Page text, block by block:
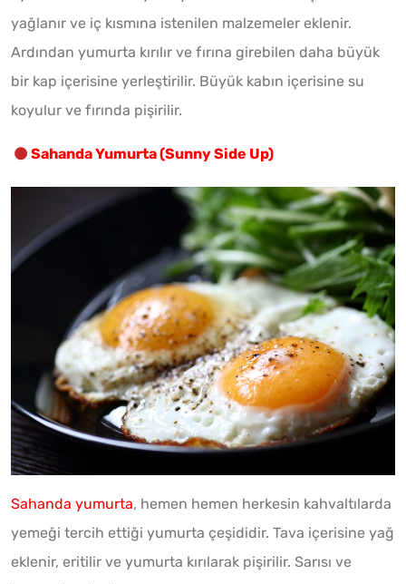
yağlanır ve iç kısmına istenilen malzemeler eklenir.
Ardından yumurta kırılır ve fırına girebilen daha büyük
bir kap içerisine yerleştirilir. Büyük kabın içerisine su
koyulur ve fırında pişirilir.
Sahanda Yumurta (Sunny Side Up)
Sahanda yumurta, hemen hemen herkesin kahvaltılarda
yemeği tercih ettiği yumurta çeşididir. Tava içerisine yağ
eklenir, eritilir ve yumurta kırılarak pişirilir. Sarısı ve